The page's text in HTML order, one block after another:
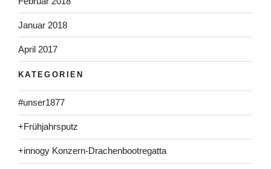
Januar 2018
April 2017
KATEGORIEN
#unser1877
+Frühjahrsputz
+innogy Konzern-Drachenbootregatta